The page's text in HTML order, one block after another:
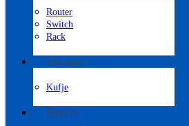
Router
Switch
Rack
Aksesore
Kufje
Printera